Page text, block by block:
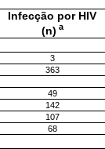
Infecção por HIV
(n) a
3
363
49
142
107
68